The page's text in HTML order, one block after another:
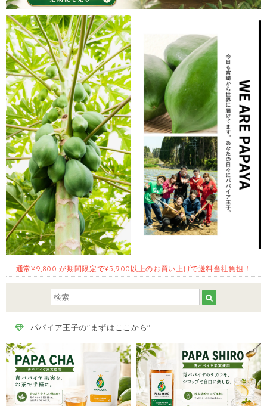
通常¥9,800 が期間限定で¥5,900以上のお買い上げで送料当社負担！
パパイア王子の"まずはここから"